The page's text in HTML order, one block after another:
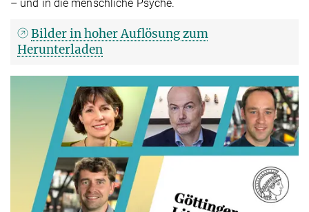
– und in die menschliche Psyche.
Bilder in hoher Auflösung zum
Herunterladen